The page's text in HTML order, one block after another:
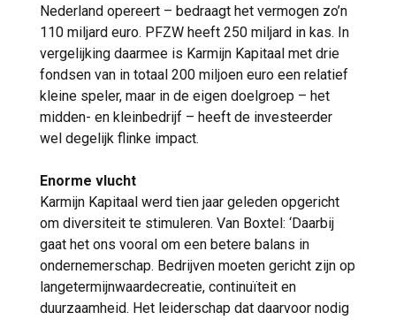
Nederland opereert – bedraagt het vermogen zo’n
110 miljard euro. PFZW heeft 250 miljard in kas. In
vergelijking daarmee is Karmijn Kapitaal met drie
fondsen van in totaal 200 miljoen euro een relatief
kleine speler, maar in de eigen doelgroep – het
midden- en kleinbedrijf – heeft de investeerder
wel degelijk flinke impact.
Enorme vlucht
Karmijn Kapitaal werd tien jaar geleden opgericht
om diversiteit te stimuleren. Van Boxtel: ‘Daarbij
gaat het ons vooral om een betere balans in
ondernemerschap. Bedrijven moeten gericht zijn op
langetermijnwaardecreatie, continuïteit en
duurzaamheid. Het leiderschap dat daarvoor nodig